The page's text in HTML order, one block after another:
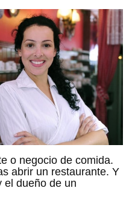
o negocio de comida.
abrir un restaurante. Y
dueño de un